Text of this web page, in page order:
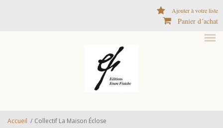
Ajouter à votre liste
Panier d´achat
Accueil / Collectif La Maison Éclose